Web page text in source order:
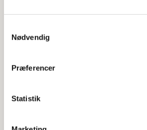
Nødvendig
Præferencer
Statistik
Frit skolevalg og specialundervisning
Kontakt
Telefontid